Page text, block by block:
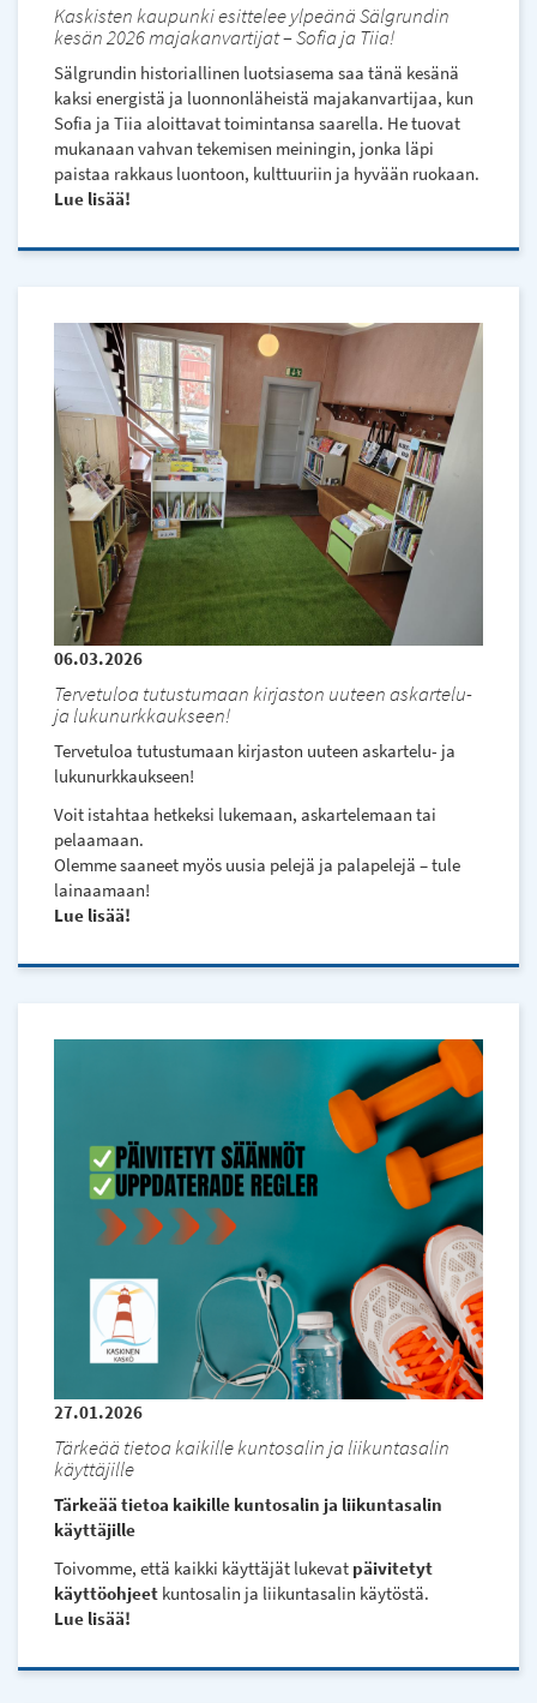
Kaskisten kaupunki esittelee ylpeänä Sälgrundin
kesän 2026 majakanvartijat – Sofia ja Tiia!
Sälgrundin historiallinen luotsiasema saa tänä kesänä
kaksi energistä ja luonnonläheistä majakanvartijaa, kun
Sofia ja Tiia aloittavat toimintansa saarella. He tuovat
mukanaan vahvan tekemisen meiningin, jonka läpi
paistaa rakkaus luontoon, kulttuuriin ja hyvään ruokaan.
Lue lisää
06.03.2026
Tervetuloa tutustumaan kirjaston uuteen askartelu-
ja lukunurkkaukseen!
Tervetuloa tutustumaan kirjaston uuteen askartelu- ja
lukunurkkaukseen!
Voit istahtaa hetkeksi lukemaan, askartelemaan tai
pelaamaan.
Olemme saaneet myös uusia pelejä ja palapelejä – tule
lainaamaan!
Lue lisää
27.01.2026
Tärkeää tietoa kaikille kuntosalin ja liikuntasalin
käyttäjille
Tärkeää tietoa kaikille kuntosalin ja liikuntasalin
käyttäjille
Toivomme, että kaikki käyttäjät lukevat päivitetyt
käyttöohjeet kuntosalin ja liikuntasalin käytöstä.
Lue lisää